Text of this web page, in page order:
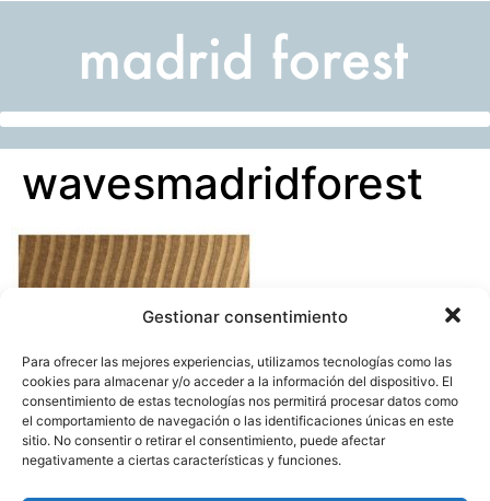
Gestionar consentimiento
Para ofrecer las mejores experiencias, utilizamos tecnologías como las
cookies para almacenar y/o acceder a la información del dispositivo. El
consentimiento de estas tecnologías nos permitirá procesar datos como
el comportamiento de navegación o las identificaciones únicas en este
sitio. No consentir o retirar el consentimiento, puede afectar
negativamente a ciertas características y funciones.
wavesmadridforest